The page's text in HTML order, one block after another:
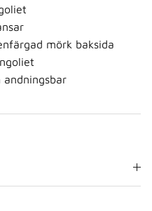
mörk baksida